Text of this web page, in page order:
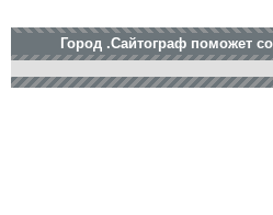
Город .Сайтограф поможет